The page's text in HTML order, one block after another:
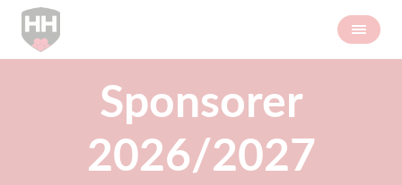
Sponsorer
2026/2027